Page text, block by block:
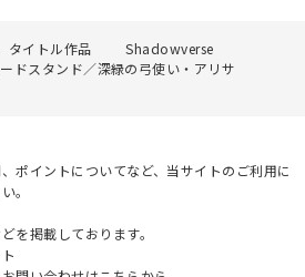
タイトル作品
Shadowverse
スタンド／深緑の弓使い・アリサ
ポイントについてなど、当サイトのご利用に
。
を掲載しております。